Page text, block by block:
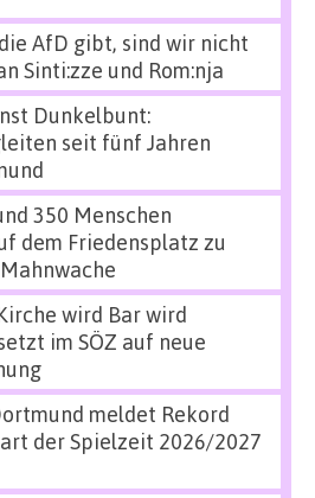
die AfD gibt, sind wir nicht
Sinti:zze und Rom:nja
Dunkelbunt:
seit fünf Jahren
350 Menschen
dem Friedensplatz zu
wird Bar wird
im SÖZ auf neue
meldet Rekord
der Spielzeit 2026/2027